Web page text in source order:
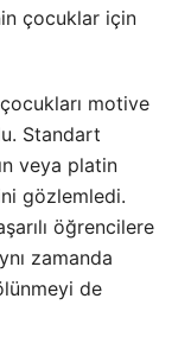
çocuklar için
çocukları motive
Standart
veya platin
gözlemledi.
öğrencilere
zamanda
de